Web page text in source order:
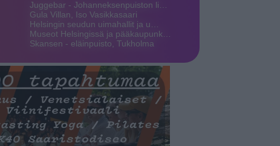
Juggebar - Johanneksenpuiston li…
Gula Villan, Iso Vasikkasaari
Helsingin seudun uimahallit ja u…
Museot Helsingissä ja pääkaupunk…
Skansen - eläinpuisto, Tukholma